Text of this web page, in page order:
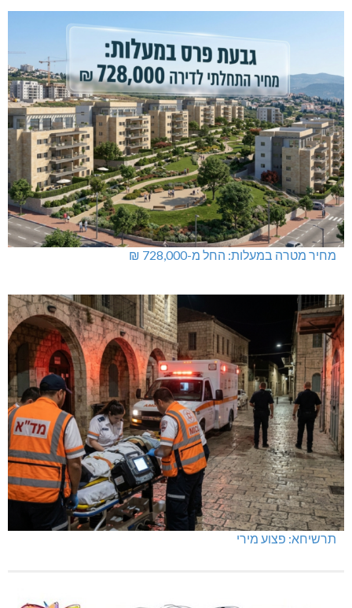
מחיר מטרה במעלות: החל מ-728,000 ₪
תרשיחא: פצוע מירי